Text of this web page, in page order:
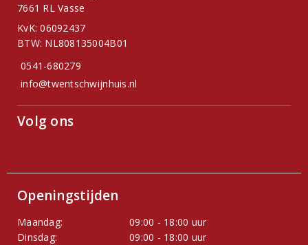
7661 RL Vasse
KvK: 06092437
BTW: NL808135004B01
0541-680279
info@twentschwijnhuis.nl
Volg ons
Openingstijden
Maandag:
09:00 - 18:00 uur
Dinsdag:
09:00 - 18:00 uur